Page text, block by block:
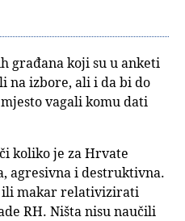
građana koji su u anketi
na izbore, ali i da bi do
vagali komu dati
koliko je za Hrvate
agresivna i destruktivna.
ili makar relativizirati
RH. Ništa nisu naučili